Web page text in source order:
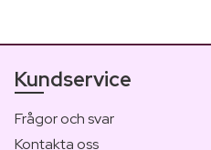
Kundservice
Frågor och svar
Kontakta oss